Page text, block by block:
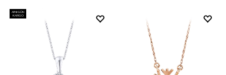
AYNI GÜN
KARGO